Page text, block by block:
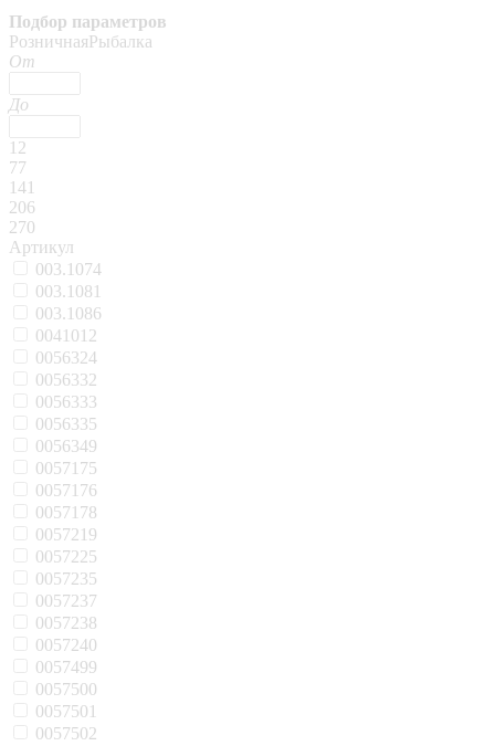
Подбор параметров
РозничнаяРыбалка
От
До
12
77
141
206
270
Артикул
003.1074
003.1081
003.1086
0041012
0056324
0056332
0056333
0056335
0056349
0057175
0057176
0057178
0057219
0057225
0057235
0057237
0057238
0057240
0057499
0057500
0057501
0057502